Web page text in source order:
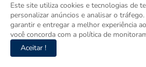
Este site utiliza cookies e tecnologias de
personalizar anúncios e analisar o
garantir e entregar a melhor experiência
você concorda com a política de
Aceitar !